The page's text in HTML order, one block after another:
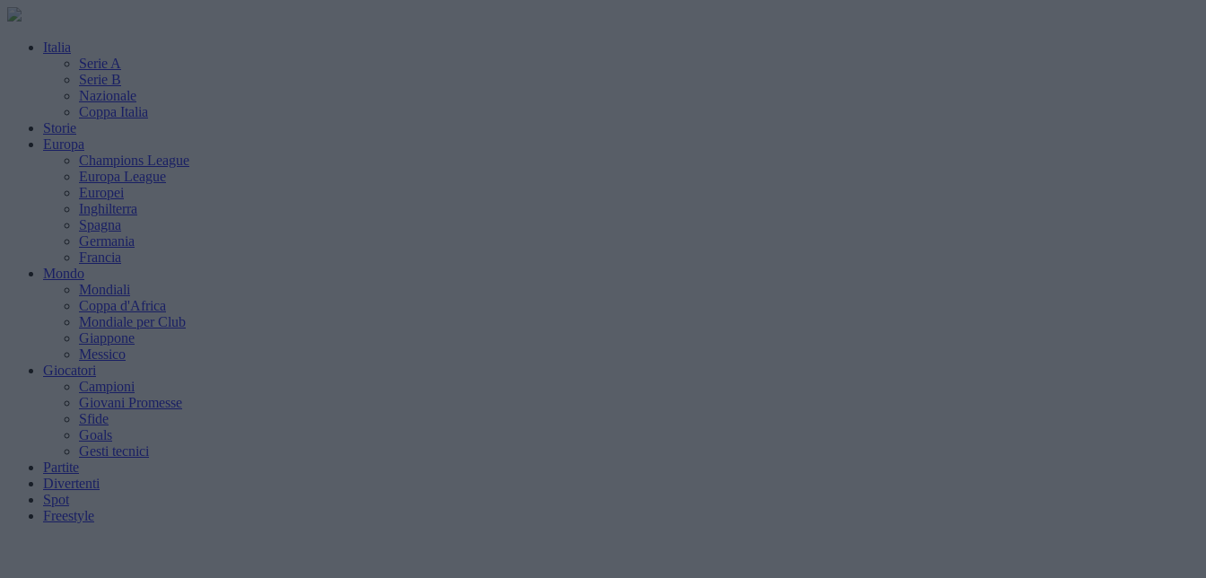
Italia
Serie A
Serie B
Nazionale
Coppa Italia
Storie
Europa
Champions League
Europa League
Europei
Inghilterra
Spagna
Germania
Francia
Mondo
Mondiali
Coppa d'Africa
Mondiale per Club
Giappone
Messico
Giocatori
Campioni
Giovani Promesse
Sfide
Goals
Gesti tecnici
Partite
Divertenti
Spot
Freestyle